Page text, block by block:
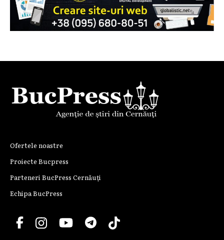
Ofertele noastre
Proiecte Bucpress
Parteneri BucPress Cernăuți
Echipa BucPress